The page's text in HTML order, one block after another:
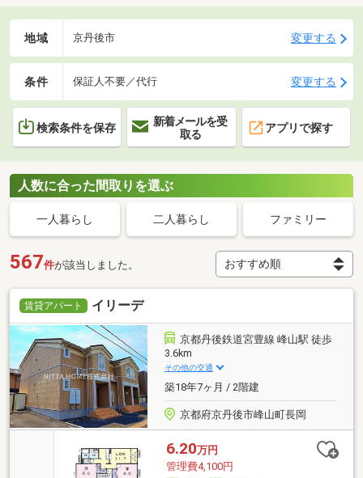
た生活を送りましょう。
地域 京丹後市 変更する
条件 保証人不要／代行 変更する
検索条件を保存
新着メールを受
取る
アプリで探す
人数に合った間取りを選ぶ
一人暮らし 二人暮らし ファミリー
567件が該当しました。
賃貸アパート イリーデ
京都丹後鉄道宮豊線 峰山駅 徒歩
3.6km
その他の交通
築18年7ヶ月 / 2階建
京都府京丹後市峰山町長岡
6.20万円
管理費4,100円